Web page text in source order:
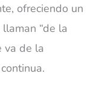
ofreciendo un
“de la
va de la